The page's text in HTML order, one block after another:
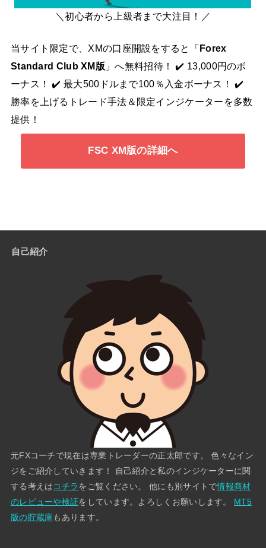
＼初心者から上級者まで大注目！／
当サイト限定で、XMの口座開設をすると「 Forex
Standard Club XM版 」へ無料招待！ ✔️ 13,000円のボ
ーナス！ ✔️ 最大500ドルまで100％入金ボーナス！ ✔️
勝率を上げるトレード手法＆限定インジケーターを多数
提供！
FSC XM版の詳細へ
自己紹介
元FXコーチで現在は専業トレーダーの正太郎です。 色々なイン
ジをご紹介していきます！ 自己紹介と私のインジケーターに関
する考えはコチラをご覧ください。 他にも別サイトで情報商材
のレビューや検証をしています。よろしくお願いします。 MT5
版の貯蔵庫もあります。